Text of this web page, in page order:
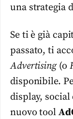
una strategia
Se ti è già
passato, ti
Advertising(o
disponibile.
display,
nuovo tool